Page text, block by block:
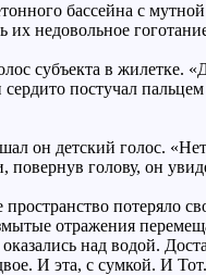
бассейна с
их недовольное
субъекта в жилетке.
постучал
он детский голос.
повернув голову, он
потеряло
отражения
над водой.
И эта, с сумкой. И